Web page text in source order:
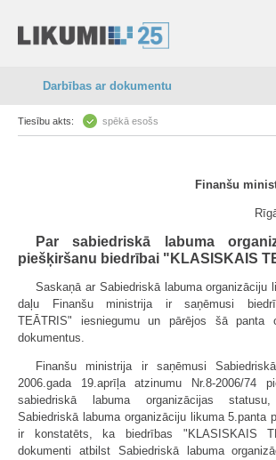
Darbības ar dokumentu
Tiesību akts: spēkā esošs
Finanšu
Par sabiedriskā labuma
piešķiršanu biedrībai "KLASISKAIS
Saskaņā ar Sabiedriskā labuma organizāciju
daļu Finanšu ministrija ir saņēmusi
TEĀTRIS" iesniegumu un pārējos šā panta
dokumentus.
Finanšu ministrija ir saņēmusi
2006.gada 19.aprīļa atzinumu Nr.8-2006/74
sabiedriskā labuma organizācijas
Sabiedriskā labuma organizāciju likuma 5.panta
ir konstatēts, ka biedrības "KLASISKAIS
dokumenti atbilst Sabiedriskā labuma